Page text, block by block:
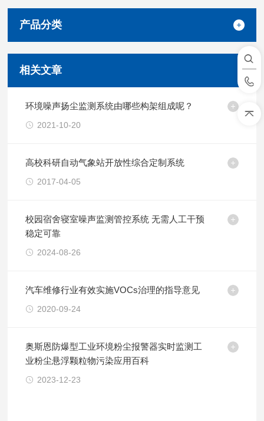
产品分类
相关文章
环境噪声扬尘监测系统由哪些构架组成呢？
2021-10-20
高校科研自动气象站开放性综合定制系统
2017-04-05
校园宿舍寝室噪声监测管控系统 无需人工干预
稳定可靠
2024-08-26
汽车维修行业有效实施VOCs治理的指导意见
2020-09-24
奥斯恩防爆型工业环境粉尘报警器实时监测工
业粉尘悬浮颗粒物污染应用百科
2023-12-23